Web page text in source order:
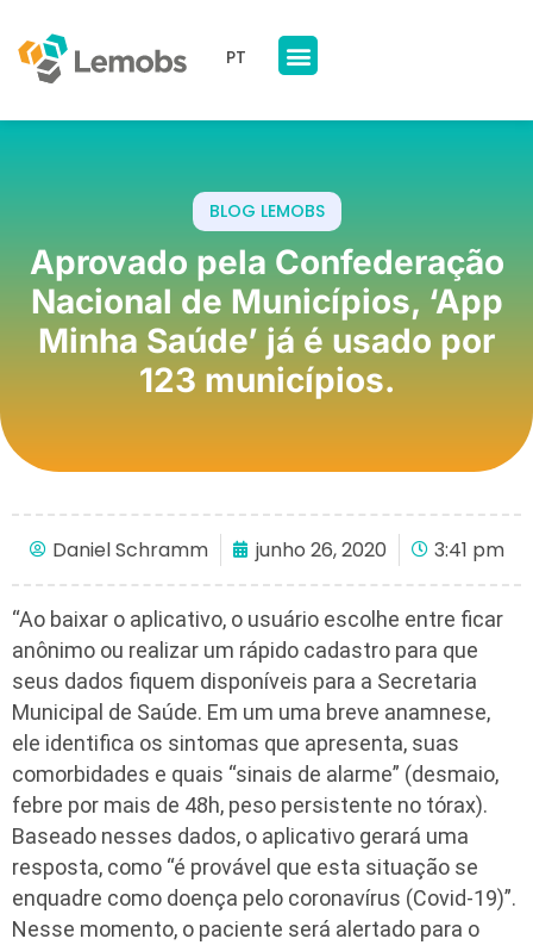
PT
BLOG LEMOBS
Aprovado pela Confederação
Nacional de Municípios, ‘App
Minha Saúde’ já é usado por
123 municípios.
Daniel Schramm junho 26, 2020 3:41 pm
“Ao baixar o aplicativo, o usuário escolhe entre ficar
anônimo ou realizar um rápido cadastro para que
seus dados fiquem disponíveis para a Secretaria
Municipal de Saúde. Em um uma breve anamnese,
ele identifica os sintomas que apresenta, suas
comorbidades e quais “sinais de alarme” (desmaio,
febre por mais de 48h, peso persistente no tórax).
Baseado nesses dados, o aplicativo gerará uma
resposta, como “é provável que esta situação se
enquadre como doença pelo coronavírus (Covid-19)”.
Nesse momento, o paciente será alertado para o